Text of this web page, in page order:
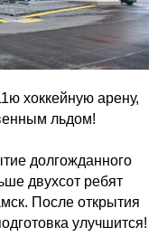
хоккейную арену,
льдом!
долгожданного
двухсот ребят
После открытия
улучшится!